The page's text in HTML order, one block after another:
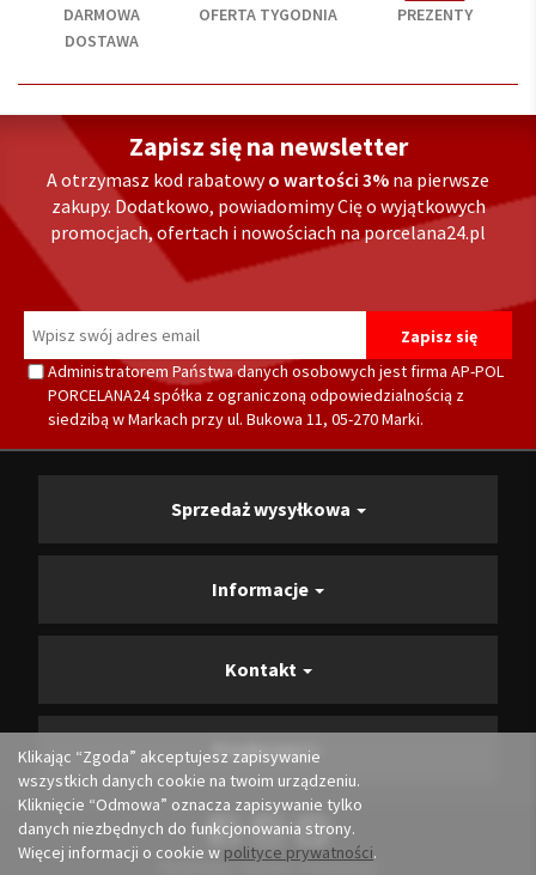
DARMOWA
DOSTAWA
OFERTA TYGODNIA PREZENTY
Zapisz się na newsletter
A otrzymasz kod rabatowyo wartości 3% na pierwsze
zakupy. Dodatkowo, powiadomimy Cię o wyjątkowych
promocjach, ofertach i nowościach na porcelana24.pl
Administratorem Państwa danych osobowych jest firma AP-POL
PORCELANA24 spółka z ograniczoną odpowiedzialnością z
siedzibą w Markach przy ul. Bukowa 11, 05-270 Marki.
Sprzedaż wysyłkowa
Informacje
Kontakt
Producenci
Realizacja i opieka:Convertis.pl
Klikając “Zgoda” akceptujesz zapisywanie
wszystkich danych cookie na twoim urządzeniu.
Kliknięcie “Odmowa” oznacza zapisywanie tylko
danych niezbędnych do funkcjonowania strony.
Więcej informacji o cookie w polityce prywatności.